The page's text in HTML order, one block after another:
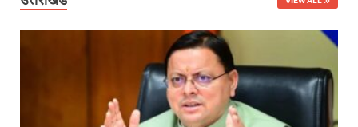
Uttar Pradesh News: ‘आभार प्रधानमंत्री जी, डबल
UP AI App: सीएम योगी के मिशन को साकार कर रहा
Ashwini Vaishnaw: औपनिवेशिक मानसिकता से रेलवे को